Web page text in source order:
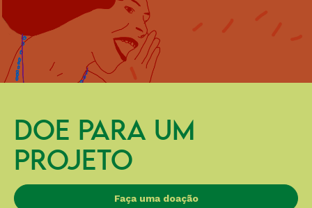
DOE PARA UM
PROJETO
Faça uma doação